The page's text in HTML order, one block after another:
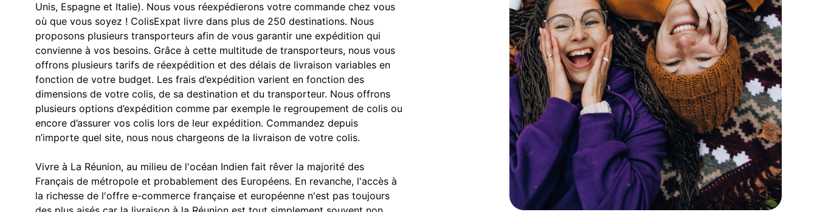
Unis, Espagne et Italie). Nous vous réexpédierons votre commande chez vous
où que vous soyez ! ColisExpat livre dans plus de 250 destinations. Nous
proposons plusieurs transporteurs afin de vous garantir une expédition qui
convienne à vos besoins. Grâce à cette multitude de transporteurs, nous vous
offrons plusieurs tarifs de réexpédition et des délais de livraison variables en
fonction de votre budget. Les frais d’expédition varient en fonction des
dimensions de votre colis, de sa destination et du transporteur. Nous offrons
plusieurs options d’expédition comme par exemple le regroupement de colis ou
encore d’assurer vos colis lors de leur expédition. Commandez depuis
n’importe quel site, nous nous chargeons de la livraison de votre colis.
Vivre à La Réunion, au milieu de l'océan Indien fait rêver la majorité des
Français de métropole et probablement des Européens. En revanche, l'accès à
la richesse de l'offre e-commerce française et européenne n'est pas toujours